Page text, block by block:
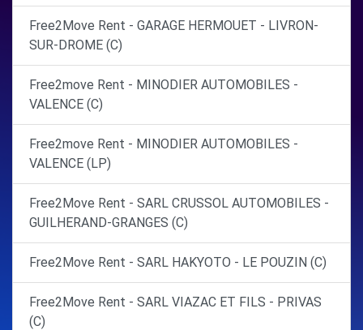
Free2Move Rent - GARAGE HERMOUET - LIVRON-
SUR-DROME (C)
Free2move Rent - MINODIER AUTOMOBILES -
VALENCE (C)
Free2move Rent - MINODIER AUTOMOBILES -
VALENCE (LP)
Free2Move Rent - SARL CRUSSOL AUTOMOBILES -
GUILHERAND-GRANGES (C)
Free2Move Rent - SARL HAKYOTO - LE POUZIN (C)
Free2Move Rent - SARL VIAZAC ET FILS - PRIVAS
(C)